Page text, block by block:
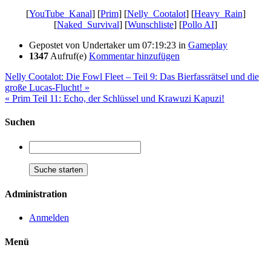
[YouTube_Kanal] [Prim] [Nelly_Cootalot] [Heavy_Rain]
[Naked_Survival] [Wunschliste] [Pollo AI]
Gepostet von Undertakerum 07:19:23 in Gameplay
1347 Aufruf(e) Kommentar hinzufügen
Nelly Cootalot: Die Fowl Fleet – Teil 9: Das Bierfassrätsel und die
große Lucas-Flucht! »
« Prim Teil 11: Echo, der Schlüssel und Krawuzi Kapuzi!
Suchen
Administration
Anmelden
Menü